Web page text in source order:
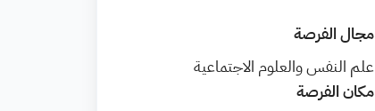
مجال الفرصة
علم النفس والعلوم الاجتماعية
مكان الفرصة